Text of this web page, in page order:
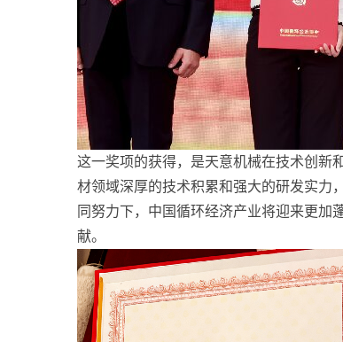
这一奖项的获得，是天意机械在技术创新
材领域深厚的技术积累和强大的研发实力
同努力下，中国循环经济产业将迎来更加
献。